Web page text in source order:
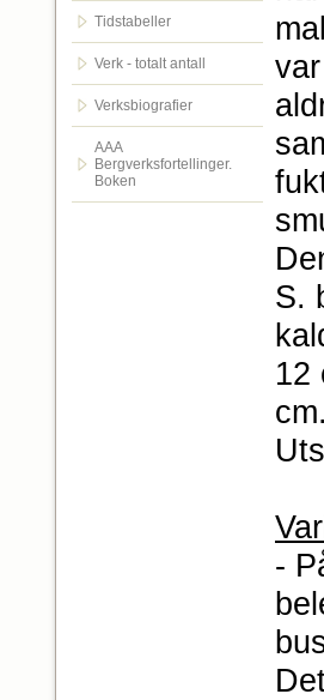
Tidstabeller
Verk - totalt antall
Verksbiografier
AAA
Bergverksfortellinger.
Boken
S.
12
cm.
-